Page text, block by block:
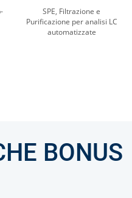
SPE, Filtrazione e
Purificazione per analisi LC
automatizzate
BONUS